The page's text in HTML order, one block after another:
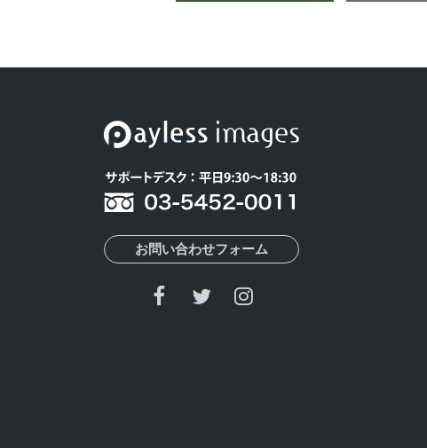
お問い合わせフォーム